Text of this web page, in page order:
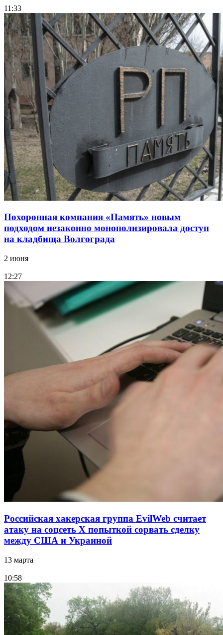
11:33
Похоронная компания «Память» новым
подходом незаконно монополизировала доступ
на кладбища Волгограда
2 июня
12:27
Российская хакерская группа EvilWeb считает
атаку на соцсеть Х попыткой сорвать сделку
между США и Украиной
13 марта
10:58